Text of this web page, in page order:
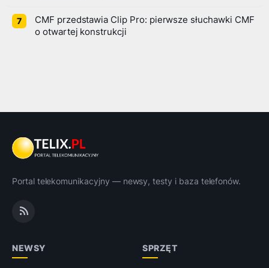
CMF przedstawia Clip Pro: pierwsze słuchawki CMF
o otwartej konstrukcji
Portal telekomunikacyjny — newsy, testy i baza telefonów.
NEWSY SPRZĘT